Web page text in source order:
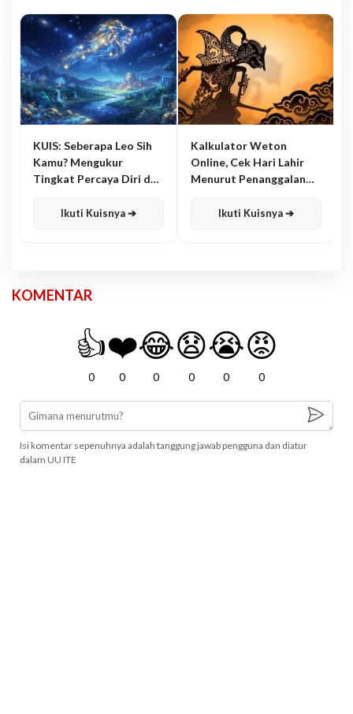
KUIS: Seberapa Leo Sih
Kamu? Mengukur
Tingkat Percaya Diri dan
Ikuti Kuisnya ➔
Kalkulator Weton
Online, Cek Hari Lahir
Menurut Penanggalan
Ikuti Kuisnya ➔
KOMENTAR
👍
0
❤️
0
😂
0
😧
0
😭
0
😡
0
Isi komentar sepenuhnya adalah tanggung jawab pengguna dan diatur
dalam UU ITE